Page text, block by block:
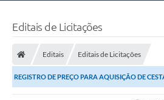
Editais de Licitações
Editais Editais de Licitações
REGISTRO DE PREÇO PARA AQUISIÇÃO DE